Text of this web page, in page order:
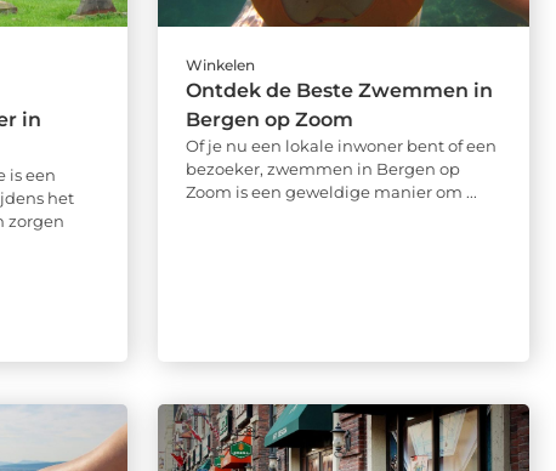
in
is een
het
zorgen
Winkelen
Ontdek de Beste Zwemmen in
Bergen op Zoom
Of je nu een lokale inwoner bent of een
bezoeker, zwemmen in Bergen op
Zoom is een geweldige manier om ...